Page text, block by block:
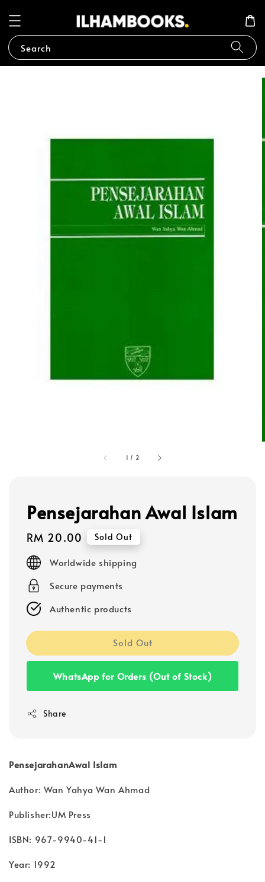
Search
1 / 2
Pensejarahan Awal Islam
Regular
price
RM 20.00 Sold Out
Worldwide shipping
Secure payments
Authentic products
Sold Out
WhatsApp for Orders (Out of Stock)
Share
PensejarahanAwal Islam
Author: Wan Yahya Wan Ahmad
Publisher:UM Press
ISBN: 967-9940-41-1
Year: 1992